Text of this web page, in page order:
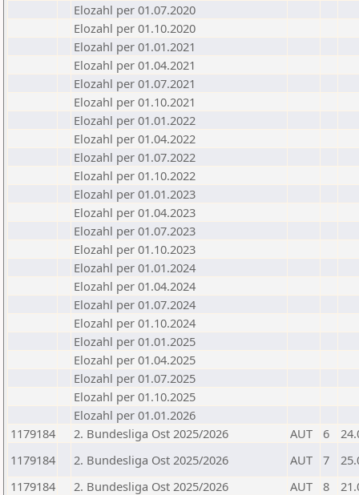
Elozahl per 01.07.2020
Elozahl per 01.10.2020
Elozahl per 01.01.2021
Elozahl per 01.04.2021
Elozahl per 01.07.2021
Elozahl per 01.10.2021
Elozahl per 01.01.2022
Elozahl per 01.04.2022
Elozahl per 01.07.2022
Elozahl per 01.10.2022
Elozahl per 01.01.2023
Elozahl per 01.04.2023
Elozahl per 01.07.2023
Elozahl per 01.10.2023
Elozahl per 01.01.2024
Elozahl per 01.04.2024
Elozahl per 01.07.2024
Elozahl per 01.10.2024
Elozahl per 01.01.2025
Elozahl per 01.04.2025
Elozahl per 01.07.2025
Elozahl per 01.10.2025
Elozahl per 01.01.2026
1179184
2. Bundesliga Ost 2025/2026 AUT 6
1179184
2. Bundesliga Ost 2025/2026 AUT 7
1179184
2. Bundesliga Ost 2025/2026 AUT 8